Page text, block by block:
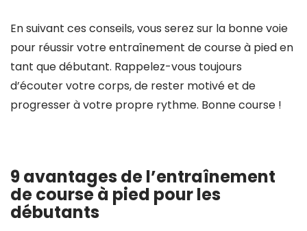
En suivant ces conseils, vous serez sur la bonne voie
pour réussir votre entraînement de course à pied en
tant que débutant. Rappelez-vous toujours
d’écouter votre corps, de rester motivé et de
progresser à votre propre rythme. Bonne course !
9 avantages de l’entraînement
de course à pied pour les
débutants